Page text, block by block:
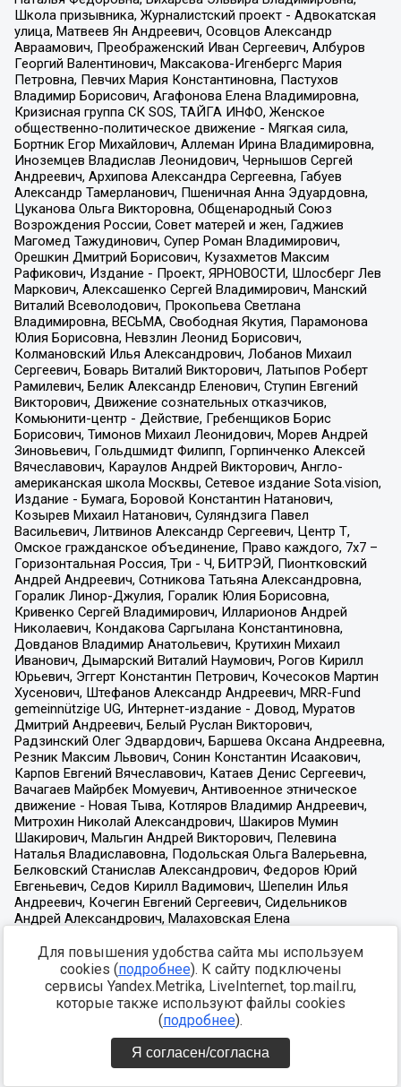
Для повышения удобства сайта мы используем
cookies (подробнее). К сайту подключены
сервисы Yandex.Metrika, LiveInternet, top.mail.ru,
которые также используют файлы cookies
(подробнее).
Я согласен/согласна